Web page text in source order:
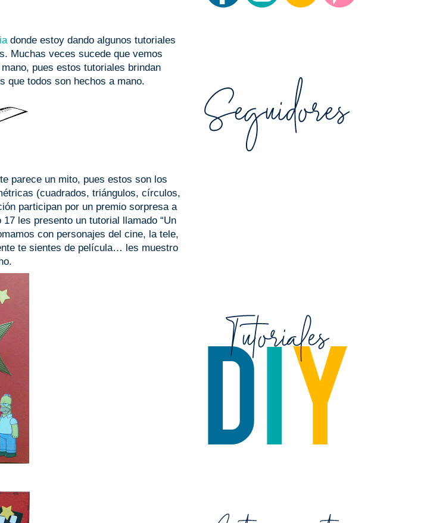
donde estoy dando algunos tutoriales
Muchas veces sucede que vemos
pues estos tutoriales brindan
que todos son hechos a mano.
parece un mito, pues estos son los
(cuadrados, triángulos, círculos,
participan por un premio sorpresa a
les presento un tutorial llamado “Un
con personajes del cine, la tele,
te sientes de película… les muestro